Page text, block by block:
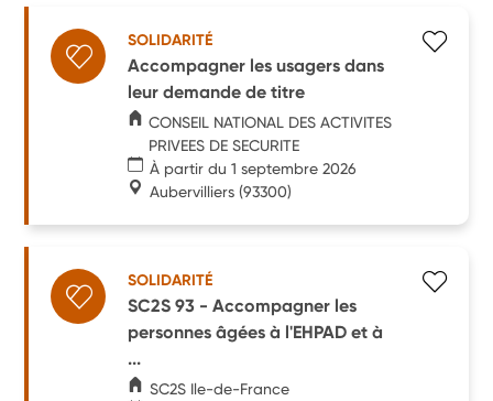
SOLIDARITÉ
Accompagner les usagers dans
leur demande de titre
CONSEIL NATIONAL DES ACTIVITES
PRIVEES DE SECURITE
À partir du 1 septembre 2026
Aubervilliers (93300)
SOLIDARITÉ
SC2S 93 - Accompagner les
personnes âgées à l'EHPAD et à
...
SC2S Ile-de-France